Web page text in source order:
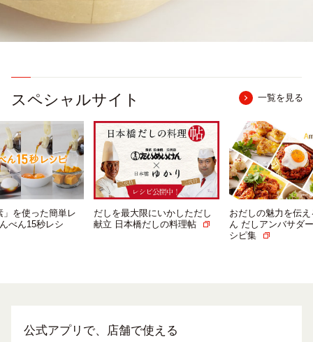
スペシャルサイト
だしを最大限にいかしただし
献立 日本橋だしの料理帖
おだしの魅力を伝える にんべ
ん だしアンバサダーによるレ
「つ
シピ
一覧を見る
公式アプリで、店舗で使える